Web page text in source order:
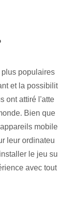
plus populaires
et la possibilit
ont attiré l'atte
Bien que
mobile
leur ordinateu
le jeu su
avec tout